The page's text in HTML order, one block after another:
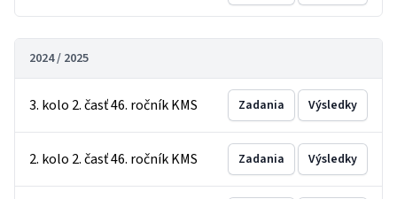
2024 / 2025
3. kolo 2. časť 46. ročník KMS Zadania Výsledky
2. kolo 2. časť 46. ročník KMS Zadania Výsledky